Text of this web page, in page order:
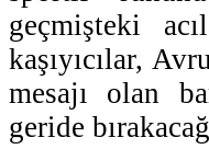
geçmişteki
kaşıyıcılar,
mesajı olan
geride